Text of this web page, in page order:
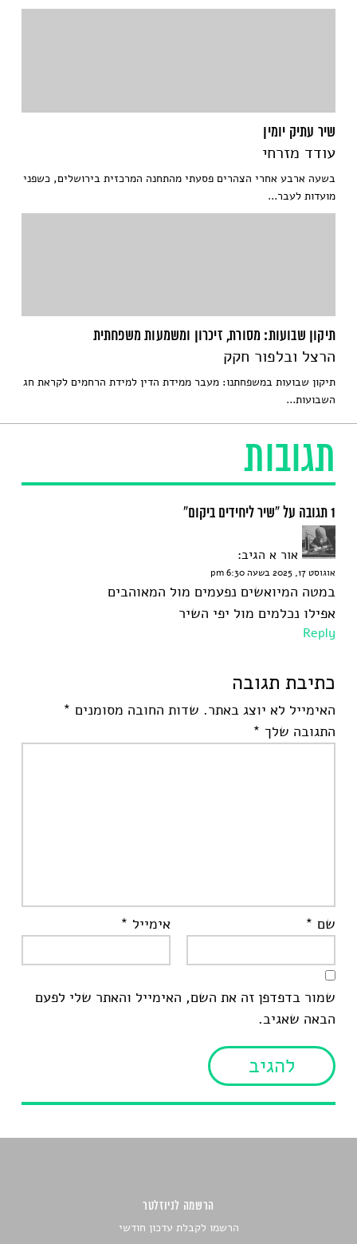
תגובות
1 תגובה על “שיר ליחידים ביקום”
אור א הגיב:
אוגוסט 17, 2025 בשעה 6:30 pm
במטה המיואשים נפעמים מול המאוהבים
אפילו נכלמים מול יפי השיר
Reply
כתיבת תגובה
האימייל לא יוצג באתר. שדות החובה מסומנים *
התגובה שלך *
שם * אימייל *
שמור בדפדפן זה את השם, האימייל והאתר שלי לפעם
הבאה שאגיב.
שיר עתיק יומין
עודד מזרחי
בשעה ארבע אחרי הצהרים פסעתי מהתחנה המרכזית בירושלים, כשפני
מועדות לעבר...
תיקון שבועות: מסורת, זיכרון ומשמעות משפחתית
הרצל ובלפור חקק
תיקון שבועות במשפחתנו: מעבר ממידת הדין למידת הרחמים ‫לקראת חג
השבועות...
הרשמה לניוזלטר
הרשמו לקבלת עדכון חודשי